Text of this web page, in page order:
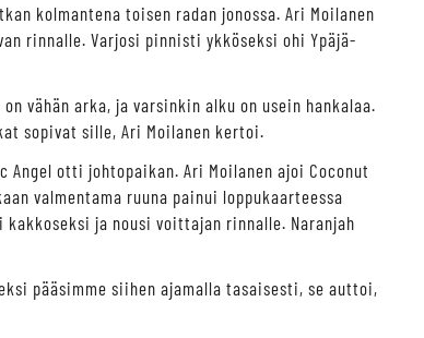
kolmantena toisen radan jonossa. Ari Moilanen
rinnalle. Varjosi pinnisti ykköseksi ohi Ypäjä-
vähän arka, ja varsinkin alku on usein hankalaa.
sopivat sille, Ari Moilanen kertoi.
otti johtopaikan. Ari Moilanen ajoi Coconut
valmentama ruuna painui loppukaarteessa
ja nousi voittajan rinnalle. Naranjah
pääsimme siihen ajamalla tasaisesti, se auttoi,